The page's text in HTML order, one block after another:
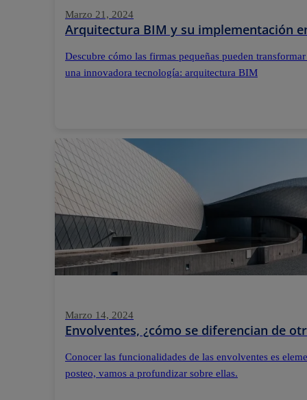
Marzo 21, 2024
Arquitectura BIM y su implementación
Descubre cómo las firmas pequeñas pueden
una innovadora tecnología: arquitectura BIM
Marzo 14, 2024
Envolventes, ¿cómo se diferencian de
Conocer las funcionalidades de las envolventes es
posteo, vamos a profundizar sobre ellas.